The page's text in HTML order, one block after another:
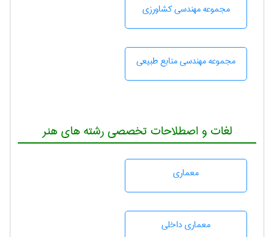
مجموعه مهندسی كشاورزی
مجموعه مهندسی منابع طبيعی
لغات و اصطلاحات تخصصی رشته های هنر
معماری
معماری داخلی